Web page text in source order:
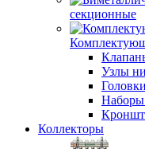
секционные
Узлы
Наборы
Коллекторы